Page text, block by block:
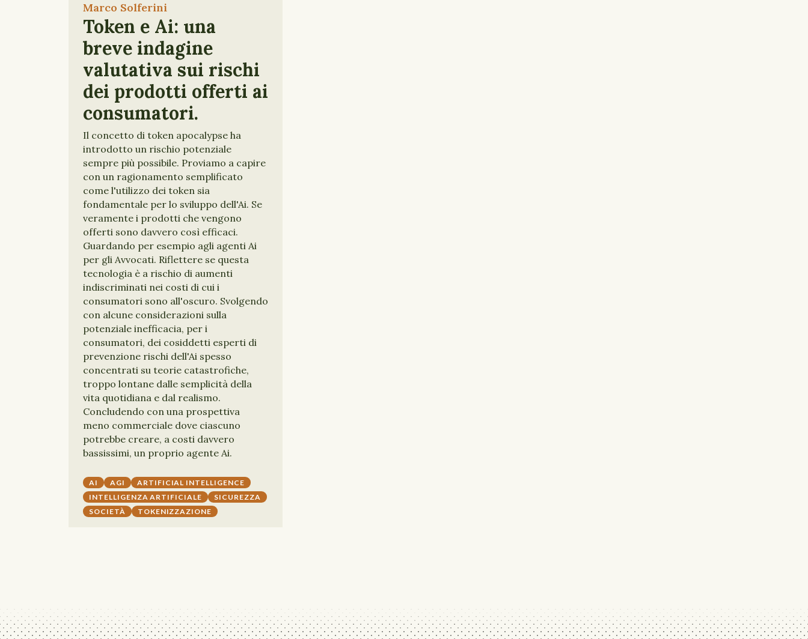
Marco Solferini
Token e Ai: una
breve indagine
valutativa sui rischi
dei prodotti offerti ai
consumatori.
Il concetto di token apocalypse ha
introdotto un rischio potenziale
sempre più possibile. Proviamo a capire
con un ragionamento semplificato
come l'utilizzo dei token sia
fondamentale per lo sviluppo dell'Ai. Se
veramente i prodotti che vengono
offerti sono davvero così efficaci.
Guardando per esempio agli agenti Ai
per gli Avvocati. Riflettere se questa
tecnologia è a rischio di aumenti
indiscriminati nei costi di cui i
consumatori sono all'oscuro. Svolgendo
con alcune considerazioni sulla
potenziale inefficacia, per i
consumatori, dei cosiddetti esperti di
prevenzione rischi dell'Ai spesso
concentrati su teorie catastrofiche,
troppo lontane dalle semplicità della
vita quotidiana e dal realismo.
Concludendo con una prospettiva
meno commerciale dove ciascuno
potrebbe creare, a costi davvero
bassissimi, un proprio agente Ai.
AI AGI
ARTIFICIAL INTELLIGENCE
INTELLIGENZA ARTIFICIALE
SICUREZZA
SOCIETÀ
TOKENIZZAZIONE